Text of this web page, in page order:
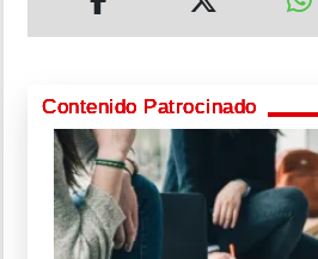
Contenido Patrocinado